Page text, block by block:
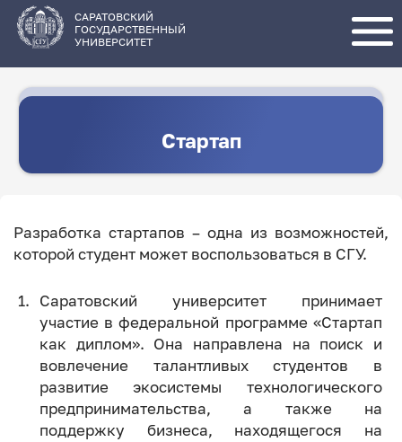
основному
содержанию
САРАТОВСКИЙ
ГОСУДАРСТВЕННЫЙ
УНИВЕРСИТЕТ
Стартап
Разработка стартапов – одна из возможностей,
которой студент может воспользоваться в СГУ.
Саратовский университет принимает
участие в федеральной программе «Стартап
как диплом». Она направлена на поиск и
вовлечение талантливых студентов в
развитие экосистемы технологического
предпринимательства, а также на
поддержку бизнеса, находящегося на